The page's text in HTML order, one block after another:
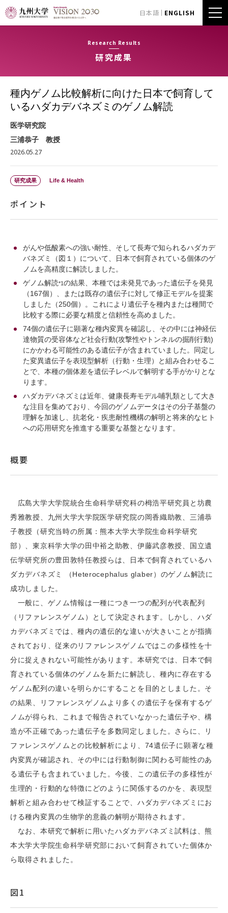
日本語 ENGLISH
Research Results
研究成果
種内ゲノム比較解析に向けた日本で飼育して
いるハダカデバネズミのゲノム解読
医学研究院
三浦恭子 教授
2026.05.27
研究成果 Life & Health
ポイント
がんや低酸素への強い耐性、そして長寿で知られるハダカデ
バネズミ（図１）について、日本で飼育されている個体のゲ
ノムを高精度に解読しました。
ゲノム解読*1の結果、本種では未発見であった遺伝子を発見
（167個）、または既存の遺伝子に対して修正モデルを提案
しました（250個）。これにより遺伝子を種内または種間で
比較する際に必要な精度と信頼性を高めました。
74個の遺伝子に顕著な種内変異を確認し、その中には神経伝
達物質の受容体など社会行動(攻撃性やトンネルの掘削行動)
にかかわる可能性のある遺伝子が含まれていました。同定し
た変異遺伝子を表現型解析（行動・生理）と組み合わせるこ
とで、本種の個体差を遺伝子レベルで解明する手がかりとな
ります。
ハダカデバネズミは近年、健康長寿モデル哺乳類として大き
な注目を集めており、今回のゲノムデータはその分子基盤の
理解を加速し、抗老化・疾患耐性機構の解明と将来的なヒト
への応用研究を推進する重要な基盤となります。
概要
広島大学大学院統合生命科学研究科の栂浩平研究員と坊農
秀雅教授、九州大学大学院医学研究院の岡香織助教、三浦恭
子教授（研究当時の所属：熊本大学大学院生命科学研究
部）、東京科学大学の田中裕之助教、伊藤武彦教授、国立遺
伝学研究所の豊田敦特任教授らは、日本で飼育されているハ
ダカデバネズミ （Heterocephalus glaber）のゲノム解読に
成功しました。
一般に、ゲノム情報は一種につき一つの配列が代表配列
（リファレンスゲノム）として決定されます。しかし、ハダ
カデバネズミでは、種内の遺伝的な違いが大きいことが指摘
されており、従来のリファレンスゲノムではこの多様性を十
分に捉えきれない可能性があります。本研究では、日本で飼
育されている個体のゲノムを新たに解読し、種内に存在する
ゲノム配列の違いを明らかにすることを目的としました。そ
の結果、リファレンスゲノムより多くの遺伝子を保有するゲ
ノムが得られ、これまで報告されていなかった遺伝子や、構
造が不正確であった遺伝子を多数同定しました。さらに、リ
ファレンスゲノムとの比較解析により、74遺伝子に顕著な種
内変異が確認され、その中には行動制御に関わる可能性のあ
る遺伝子も含まれていました。今後、この遺伝子の多様性が
生理的・行動的な特徴にどのように関係するのかを、表現型
解析と組み合わせて検証することで、ハダカデバネズミにお
ける種内変異の生物学的意義の解明が期待されます。
なお、本研究で解析に用いたハダカデバネズミ試料は、熊
本大学大学院生命科学研究部において飼育されていた個体か
ら取得されました。
図1